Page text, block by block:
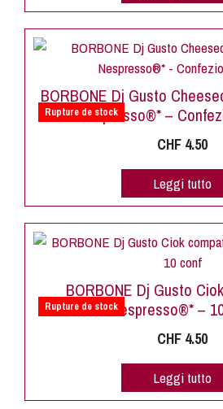
Rupture de stock
BORBONE Dj Gusto
Nespresso®* –
CHF 4.50
Leggi tutto
Rupture de stock
BORBONE Dj Gusto
Nespresso®* –
CHF 4.50
Leggi tutto